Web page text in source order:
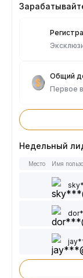
Общий
Первое
Недельный
Место Имя